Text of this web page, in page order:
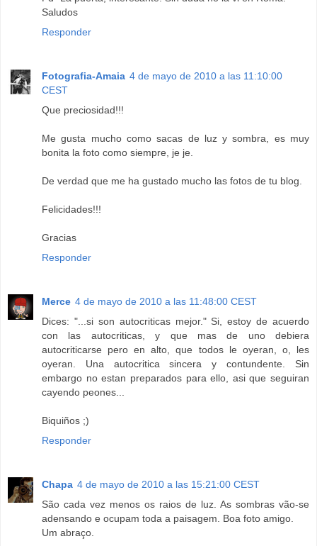
Saludos
Responder
Fotografia-Amaia 4 de mayo de 2010 a las 11:10:00
CEST
Que preciosidad!!!
Me gusta mucho como sacas de luz y sombra, es muy
bonita la foto como siempre, je je.
De verdad que me ha gustado mucho las fotos de tu blog.
Felicidades!!!
Gracias
Responder
Merce 4 de mayo de 2010 a las 11:48:00 CEST
Dices: "...si son autocriticas mejor." Si, estoy de acuerdo
con las autocriticas, y que mas de uno debiera
autocriticarse pero en alto, que todos le oyeran, o, les
oyeran. Una autocritica sincera y contundente. Sin
embargo no estan preparados para ello, asi que seguiran
cayendo peones...
Biquiños ;)
Responder
Chapa 4 de mayo de 2010 a las 15:21:00 CEST
São cada vez menos os raios de luz. As sombras vão-se
adensando e ocupam toda a paisagem. Boa foto amigo.
Um abraço.